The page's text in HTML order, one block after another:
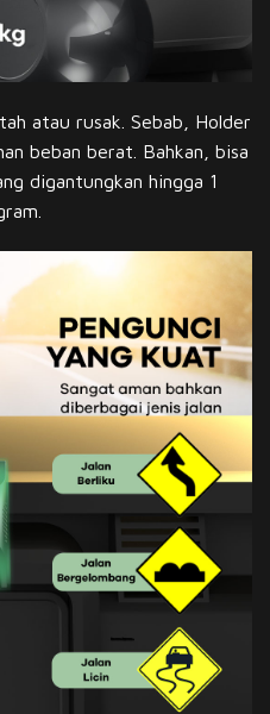
atau rusak. Sebab, Holder
beban berat. Bahkan, bisa
digantungkan hingga 1